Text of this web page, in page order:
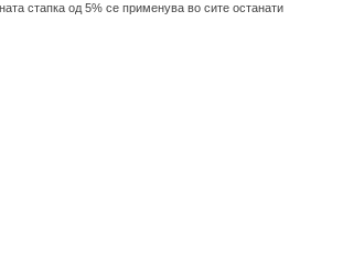
стапка од 5% се применува во сите останати